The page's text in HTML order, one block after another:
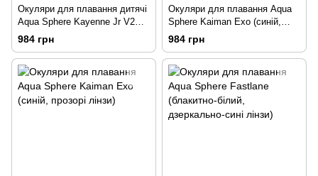
Окуляри для плавання дитячі
Aqua Sphere Kayenne Jr V2
(рожево-білий)
984 грн
Окуляри для плавання Aqua
Sphere Kaiman Exo (синій,
затемнені лінзи)
984 грн